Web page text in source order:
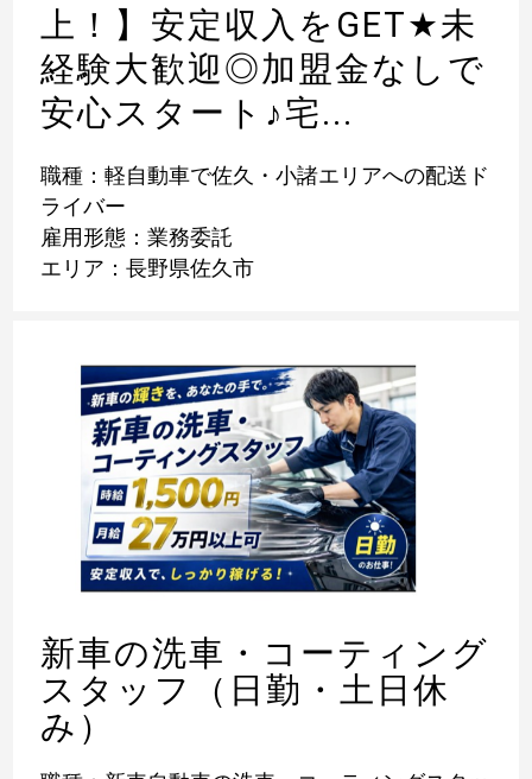
上！】安定収入をGET★未
経験大歓迎◎加盟金なしで
安心スタート ♪宅...
職種：軽自動車で佐久・小諸エリアへの配送ド
ライバー
雇用形態：業務委託
エリア：長野県佐久市
新車の洗車・コーティング
スタッフ（日勤・土日休
み）